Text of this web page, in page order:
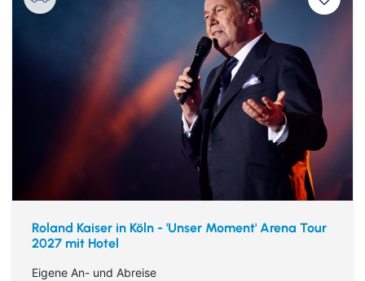
Roland Kaiser in Köln - 'Unser Moment' Arena Tour
2027 mit Hotel
Eigene An- und Abreise